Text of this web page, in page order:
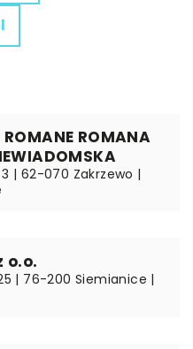
ROMANE ROMANA
| 62-070 Zakrzewo |
o.o.
| 76-200 Siemianice |